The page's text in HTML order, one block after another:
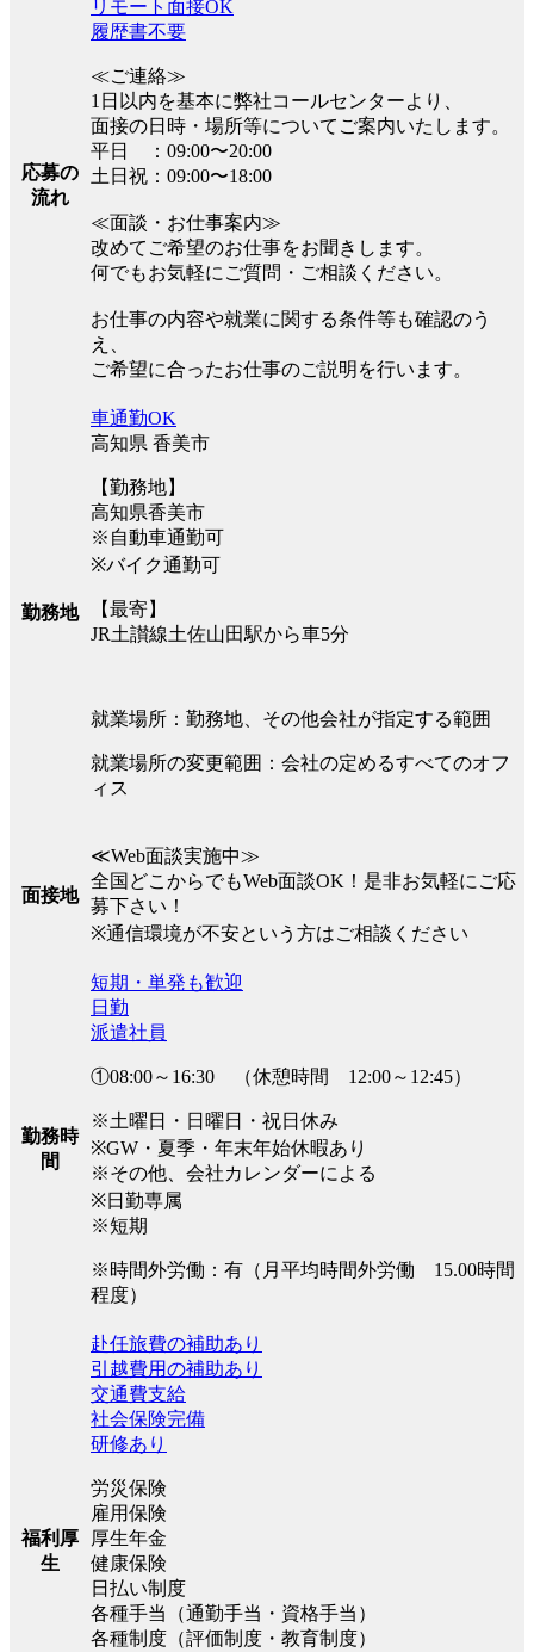
応募の
流れ
リモート面接OK
履歴書不要
≪ご連絡≫
1日以内を基本に弊社コールセンターより、
面接の日時・場所等についてご案内いたします。
平日 ：09:00〜20:00
土日祝：09:00〜18:00
≪面談・お仕事案内≫
改めてご希望のお仕事をお聞きします。
何でもお気軽にご質問・ご相談ください。
お仕事の内容や就業に関する条件等も確認のう
え、
ご希望に合ったお仕事のご説明を行います。
勤務地
車通勤OK
高知県 香美市
【勤務地】
高知県香美市
※自動車通勤可
※バイク通勤可
【最寄】
JR土讃線土佐山田駅から車5分
就業場所：勤務地、その他会社が指定する範囲
就業場所の変更範囲：会社の定めるすべてのオフ
ィス
面接地
≪Web面談実施中≫
全国どこからでもWeb面談OK！是非お気軽にご応
募下さい！
※通信環境が不安という方はご相談ください
勤務時
間
短期・単発も歓迎
日勤
派遣社員
①08:00～16:30 （休憩時間 12:00～12:45）
※土曜日・日曜日・祝日休み
※GW・夏季・年末年始休暇あり
※その他、会社カレンダーによる
※日勤専属
※短期
※時間外労働：有（月平均時間外労働 15.00時間
程度）
福利厚
生
赴任旅費の補助あり
引越費用の補助あり
交通費支給
社会保険完備
研修あり
労災保険
雇用保険
厚生年金
健康保険
日払い制度
各種手当（通勤手当・資格手当）
各種制度（評価制度・教育制度）